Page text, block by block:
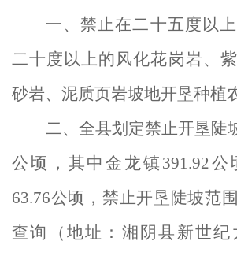
一、 禁止在二十五度以
二十度以上的风化花岗岩、
砂岩、泥质页岩坡地开垦种植
二、全县划定禁止开垦陡
公顷，其中金龙镇391.92公
63.76公顷，禁止开垦陡坡范
查询（地址：湘阴县新世纪